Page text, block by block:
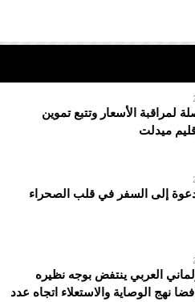
لمراقبة الأسعار وتتبع تموين
ميدلت
إلى السفر في قلب الصحراء
العربي ينتفض بوجه نظيره
نهج الوصاية والاستعلاء اتجاه عدد